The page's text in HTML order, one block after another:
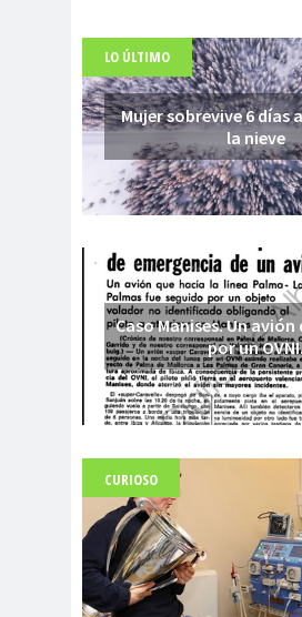
LO ÚLTIMO
Mujer sobrevive 6 días
la nieve
Caso Manises. Un
por un
Fuerte abandonado
CURIOSO